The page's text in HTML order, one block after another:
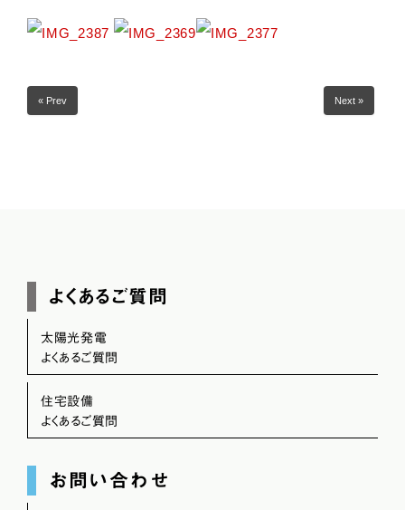
« Prev Next »
よくあるご質問
太陽光発電
よくあるご質問
住宅設備
よくあるご質問
お問い合わせ